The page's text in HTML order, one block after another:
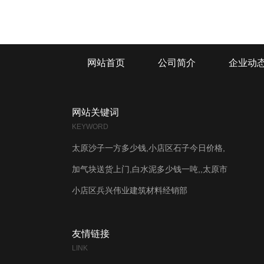
网站首页 公司简介 企业动
网站关键词
KEYWORD
太原沙子一方多少钱,小店区石子今日价格,
加气块送货上门,白水泥多少钱一吨,,太原市
小店区兵兴伟业建筑材料经销部
友情链接
LINK